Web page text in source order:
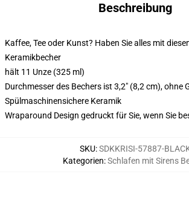
Beschreibung
Kaffee, Tee oder Kunst? Haben Sie alles mit
Keramikbecher
hält 11 Unze (325 ml)
Durchmesser des Bechers ist 3,2" (8,2 cm), ohne
Spülmaschinensichere Keramik
Wraparound Design gedruckt für Sie, wenn Sie
SKU:SDKKRISI-57887-
Kategorien:Schlafen mit Sirens